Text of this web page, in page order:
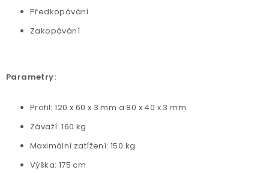
Předkopávání
Zakopávání
Parametry:
Profil: 120 x 60 x 3 mm a 80 x 40 x 3 mm
Závaží: 160 kg
Maximální zatížení: 150 kg
Výška: 175 cm